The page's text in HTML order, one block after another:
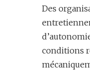
Des
conditions